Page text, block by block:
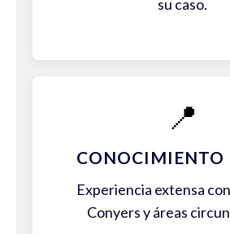
su caso.
📍
CONOCIMIENTO
Experiencia extensa
Conyers y áreas